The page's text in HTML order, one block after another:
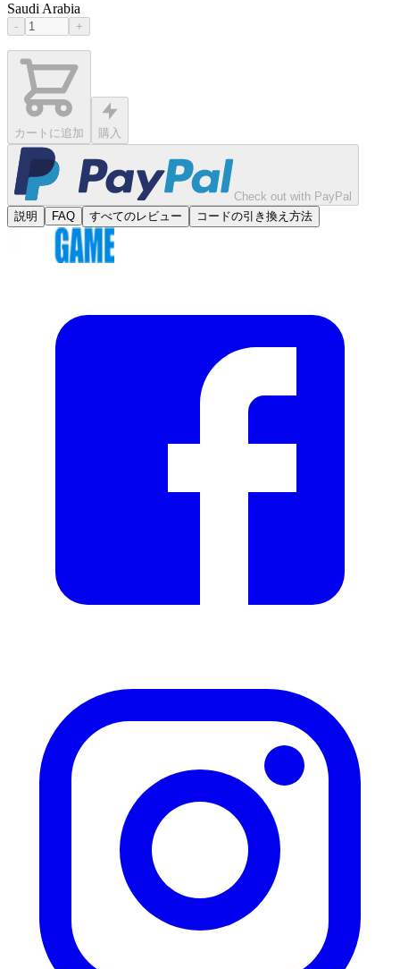
Saudi Arabia
- +
カートに追加 購入
Check out with PayPal
説明
FAQ すべてのレビュー コードの引き換え方法